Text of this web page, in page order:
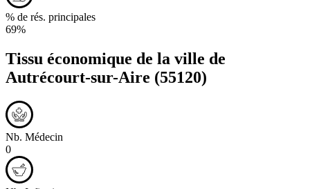
% de rés. principales
69%
Tissu économique de la ville de
Autrécourt-sur-Aire (55120)
Nb. Médecin
0